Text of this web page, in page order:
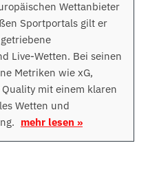
Wettanbieter
Sportportals gilt er
Live-Wetten. Bei seinen
Metriken wie xG,
mit einem klaren
Wetten und
mehr lesen »